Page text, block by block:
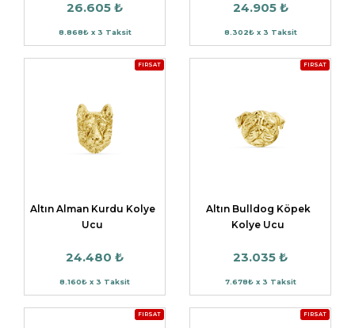
26.605 ₺
8.868₺ x 3 Taksit
24.905 ₺
8.302₺ x 3 Taksit
FIRSAT
Altın Alman Kurdu Kolye
Ucu
24.480 ₺
8.160₺ x 3 Taksit
FIRSAT
Altın Bulldog Köpek
Kolye Ucu
23.035 ₺
7.678₺ x 3 Taksit
FIRSAT FIRSAT